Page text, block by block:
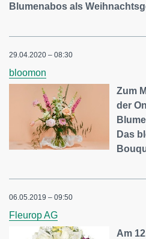
Blumenabos als
29.04.2020 – 08:30
bloomon
Zum
der
Das
06.05.2019 – 09:50
Fleurop AG
Am